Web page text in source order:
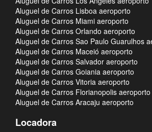
Aluguel de Carros Lisboa aeroporto
Aluguel de Carros Miami aeroporto
Aluguel de Carros Orlando aeroporto
Aluguel de Carros Sao Paulo Guarulhos
Aluguel de Carros Maceió aeroporto
Aluguel de Carros Salvador aeroporto
Aluguel de Carros Goiania aeroporto
Aluguel de Carros Vitoria aeroporto
Aluguel de Carros Florianopolis aeroporto
Aluguel de Carros Aracaju aeroporto
Locadora